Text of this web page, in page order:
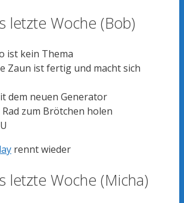
letzte Woche (Bob)
ist kein Thema
Zaun ist fertig und macht sich
dem neuen Generator
zum Brötchen holen
rennt wieder
letzte Woche (Micha)